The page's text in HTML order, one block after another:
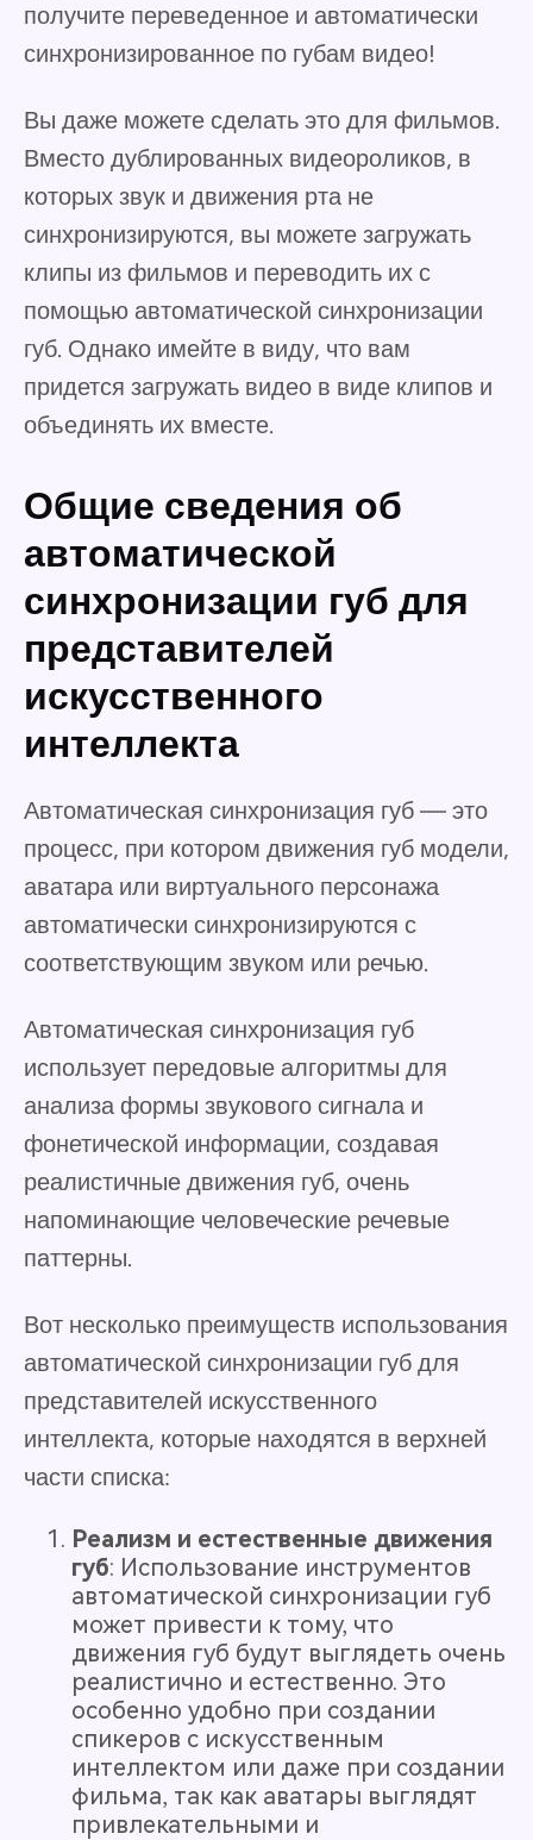
получите переведенное и автоматически
синхронизированное по губам видео!
Вы даже можете сделать это для фильмов.
Вместо дублированных видеороликов, в
которых звук и движения рта не
синхронизируются, вы можете загружать
клипы из фильмов и переводить их с
помощью автоматической синхронизации
губ. Однако имейте в виду, что вам
придется загружать видео в виде клипов и
объединять их вместе.
Общие сведения об
автоматической
синхронизации губ для
представителей
искусственного
интеллекта
Автоматическая синхронизация губ — это
процесс, при котором движения губ модели,
аватара или виртуального персонажа
автоматически синхронизируются с
соответствующим звуком или речью.
Автоматическая синхронизация губ
использует передовые алгоритмы для
анализа формы звукового сигнала и
фонетической информации, создавая
реалистичные движения губ, очень
напоминающие человеческие речевые
паттерны.
Вот несколько преимуществ использования
автоматической синхронизации губ для
представителей искусственного
интеллекта, которые находятся в верхней
части списка:
Реализм и естественные движения
губ: Использование инструментов
автоматической синхронизации губ
может привести к тому, что
движения губ будут выглядеть очень
реалистично и естественно. Это
особенно удобно при создании
спикеров с искусственным
интеллектом или даже при создании
фильма, так как аватары выглядят
привлекательными и